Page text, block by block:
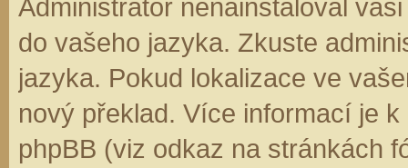
Administrátor nenainstaloval
do vašeho jazyka. Zkuste
jazyka. Pokud lokalizace ve
nový překlad. Více informací je
phpBB (viz odkaz na stránkách